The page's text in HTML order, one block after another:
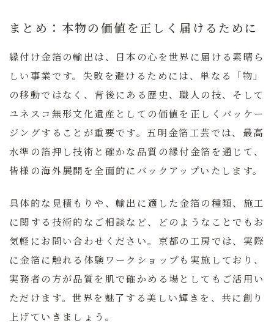
まとめ：本物の価値を正しく届けるために
縁付け金箔の輸出は、日本の心を世界に届ける素晴ら
しい事業です。失敗を避けるためには、単なる「物」
の移動ではなく、背後にある歴史、職人の技、そして
ユネスコ無形文化遺産としての価値を正しくパッケー
ジングすることが重要です。五明金箔工芸では、最高
水準の箔押し技術と確かな品質の縁付金箔を通じて、
皆様の海外展開を全面的にバックアップいたします。
具体的な見積もりや、輸出に適した金箔の種類、施工
に関する技術的なご相談など、どのようなことでもお
気軽にお問い合わせください。京都の工房では、実際
に金箔に触れる体験ワークショップも実施しており、
実務者の方が品質を肌で確かめる場としてもご活用い
ただけます。世界を魅了する美しい輝きを、共に創り
上げていきましょう。